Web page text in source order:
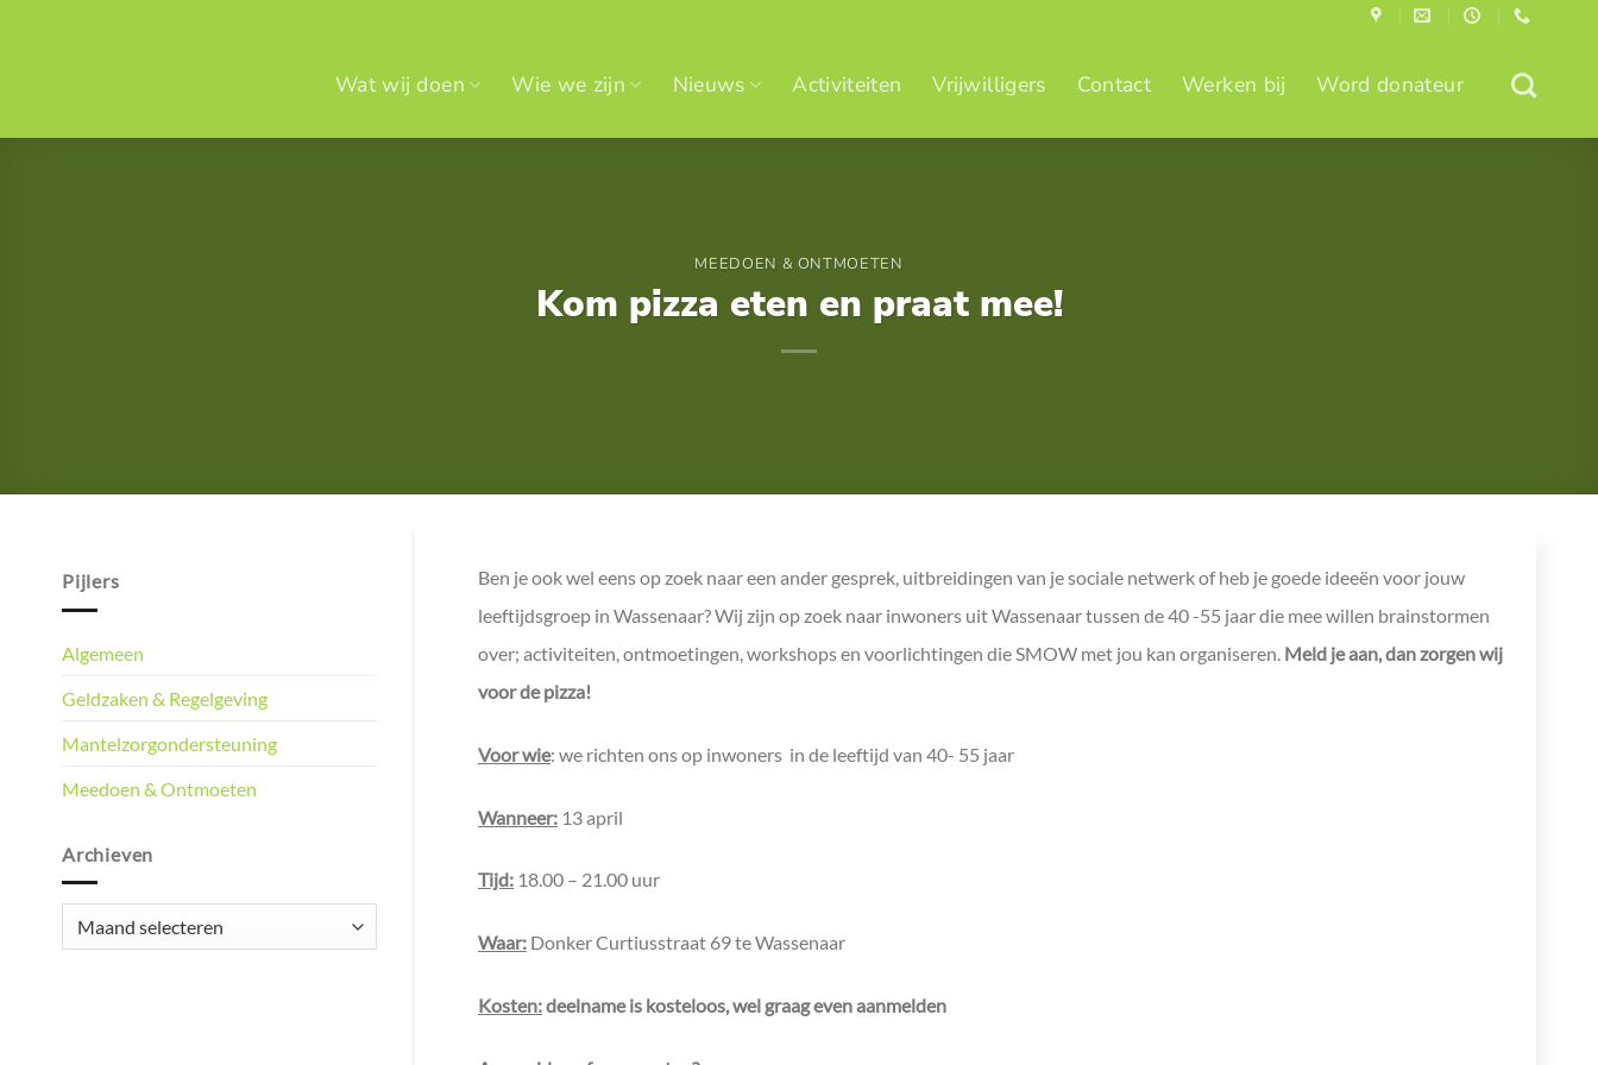
Wat wij doen Wie we zijn Nieuws Activiteiten Vrijwilligers Contact Werken bij Word donateur
MEEDOEN & ONTMOETEN
Kom pizza eten en praat mee!
Pijlers
Algemeen
Geldzaken & Regelgeving
Mantelzorgondersteuning
Meedoen & Ontmoeten
Archieven
Ben je ook wel eens op zoek naar een ander gesprek, uitbreidingen van je sociale netwerk of heb je goede ideeën voor jouw
leeftijdsgroep in Wassenaar? Wij zijn op zoek naar inwoners uit Wassenaar tussen de 40 -55 jaar die mee willen brainstormen
over; activiteiten, ontmoetingen, workshops en voorlichtingen die SMOW met jou kan organiseren. Meld je aan, dan zorgen wij
voor de pizza!
Voor wie: we richten ons op inwoners in de leeftijd van 40- 55 jaar
Wanneer: 13 april
Tijd: 18.00 – 21.00 uur
Waar: Donker Curtiusstraat 69 te Wassenaar
Kosten:deelname is kosteloos, wel graag even aanmelden